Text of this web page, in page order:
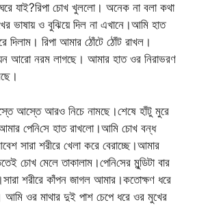
যাই?রিপা চোখ খুললো। অনেক না বলা কথা
ভাষায় ও বুঝিয়ে দিল না এখানে।আমি হাত
দিলাম। রিপা আমার ঠোঁটে ঠোঁট রাখল।
আরো নরম লাগছে। আমার হাত ওর নিরাভরণ
আস্তে আরও নিচে নামছে।শেষে হাঁটু মুরে
পে‌নি‌সে হাত রাখলো।আমি চোখ বন্ধ
সারা শরীরে খেলা করে বেরাচ্ছে।আমার
চোখ মেলে তাকালাম।পে‌নি‌সের মুন্ডিটা বার
শরীরে কাঁপন জাগল আমার।কতোক্ষণ ধরে
আমি ওর মাথার দুই পাশ চেপে ধরে ওর মুখের